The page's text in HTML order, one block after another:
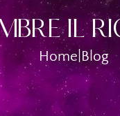
IL
Home Blog